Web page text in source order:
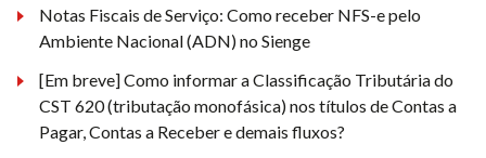
Notas Fiscais de Serviço: Como receber NFS-e pelo
Ambiente Nacional (ADN) no Sienge
[Em breve] Como informar a Classificação Tributária do
CST 620 (tributação monofásica) nos títulos de Contas a
Pagar, Contas a Receber e demais fluxos?